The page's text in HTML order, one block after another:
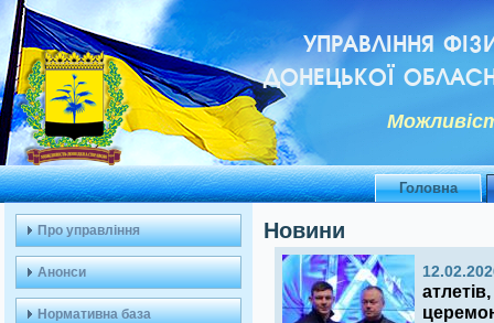
УПРАВЛІННЯ
ДОНЕЦЬКОЇ
Головна
Про управління
Анонси
Нормативна база
Новини